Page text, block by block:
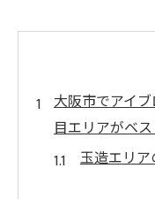
大阪市でアイ
目エリアがベ
玉造エリ